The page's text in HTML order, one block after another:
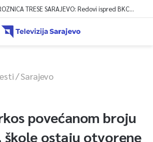
FESTIVALSKA GROZNICA TRESE SARAJEVO: Redovi ispred BKC-a formirani već od 4 ujutro, zvanično počela prodaja ulaznica!
/Sarajevo
povećanom broju
škole ostaju otvorene